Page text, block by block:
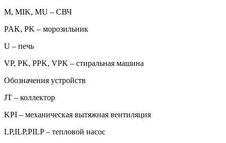
M, MIK, MU – СВЧ
PAK, PK – морозильник
U – печь
VP, PK, PPK, VPK – стиральная машина
Обозначения устройств
JT – коллектор
KPI – механическая вытяжная вентиляция
LP,ILP,PILP – тепловой насос